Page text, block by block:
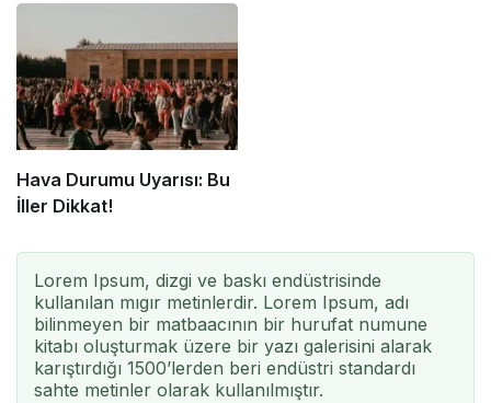
Hava Durumu Uyarısı: Bu
İller Dikkat!
Lorem Ipsum, dizgi ve baskı endüstrisinde
kullanılan mıgır metinlerdir. Lorem Ipsum, adı
bilinmeyen bir matbaacının bir hurufat numune
kitabı oluşturmak üzere bir yazı galerisini alarak
karıştırdığı 1500’lerden beri endüstri standardı
sahte metinler olarak kullanılmıştır.